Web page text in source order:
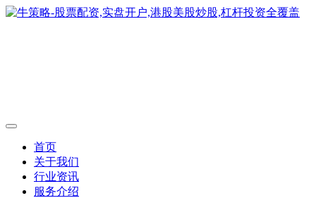
首页
关于我们
行业资讯
服务介绍